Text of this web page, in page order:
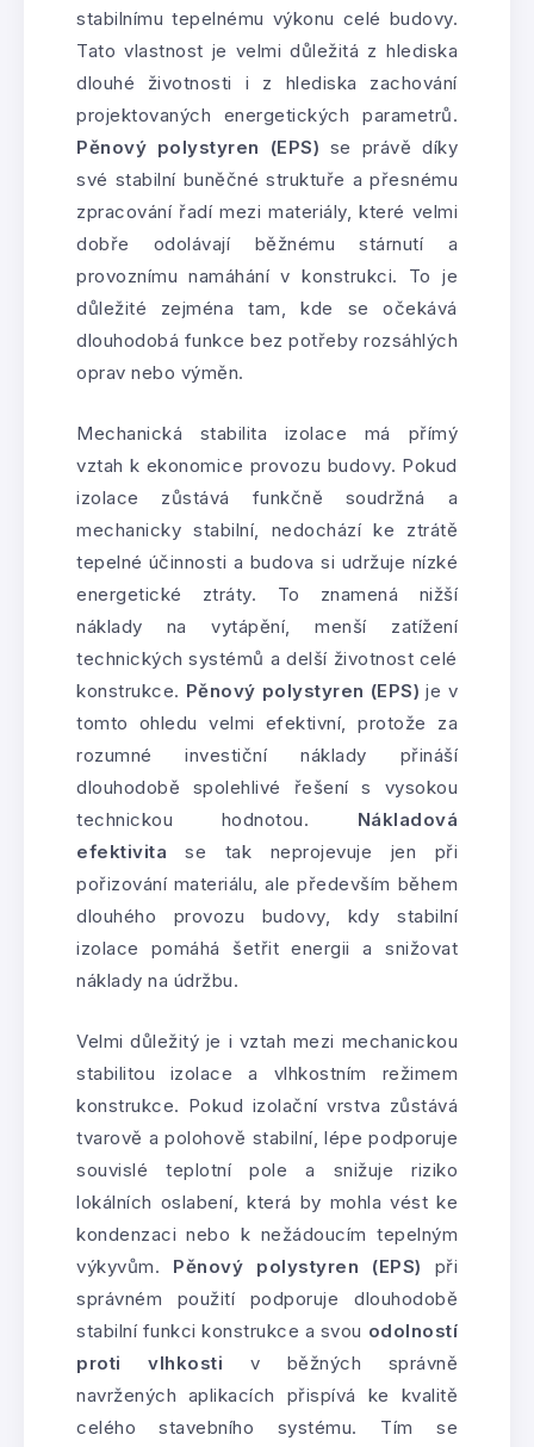
stabilnímu tepelnému výkonu celé budovy.
Tato vlastnost je velmi důležitá z hlediska
dlouhé životnosti i z hlediska zachování
projektovaných energetických parametrů.
Pěnový polystyren (EPS) se právě díky
své stabilní buněčné struktuře a přesnému
zpracování řadí mezi materiály, které velmi
dobře odolávají běžnému stárnutí a
provoznímu namáhání v konstrukci. To je
důležité zejména tam, kde se očekává
dlouhodobá funkce bez potřeby rozsáhlých
oprav nebo výměn.
Mechanická stabilita izolace má přímý
vztah k ekonomice provozu budovy. Pokud
izolace zůstává funkčně soudržná a
mechanicky stabilní, nedochází ke ztrátě
tepelné účinnosti a budova si udržuje nízké
energetické ztráty. To znamená nižší
náklady na vytápění, menší zatížení
technických systémů a delší životnost celé
konstrukce. Pěnový polystyren (EPS) je v
tomto ohledu velmi efektivní, protože za
rozumné investiční náklady přináší
dlouhodobě spolehlivé řešení s vysokou
technickou hodnotou. Nákladová
efektivita se tak neprojevuje jen při
pořizování materiálu, ale především během
dlouhého provozu budovy, kdy stabilní
izolace pomáhá šetřit energii a snižovat
náklady na údržbu.
Velmi důležitý je i vztah mezi mechanickou
stabilitou izolace a vlhkostním režimem
konstrukce. Pokud izolační vrstva zůstává
tvarově a polohově stabilní, lépe podporuje
souvislé teplotní pole a snižuje riziko
lokálních oslabení, která by mohla vést ke
kondenzaci nebo k nežádoucím tepelným
výkyvům. Pěnový polystyren (EPS) při
správném použití podporuje dlouhodobě
stabilní funkci konstrukce a svou odolností
proti vlhkosti v běžných správně
navržených aplikacích přispívá ke kvalitě
celého stavebního systému. Tím se